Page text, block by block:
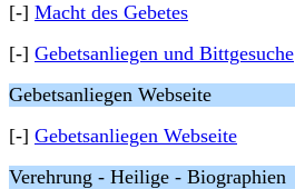
[-] Macht des Gebetes
[-] Gebetsanliegen und Bittgesuche
Gebetsanliegen Webseite
[-] Gebetsanliegen Webseite
Verehrung - Heilige - Biographien